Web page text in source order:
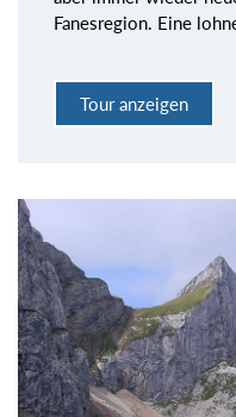
Fanesregion. Eine
Tour anzeigen